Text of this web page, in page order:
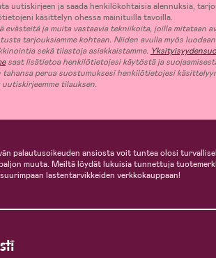
uutiskirjeen ja saada henkilökohtaisia alennuksia,
käsittelyn ohessa mainituilla tavoilla.
evästeitä ja muita vastaavia tekniikoita, joilla mitataan
tarjouksiamme kohtaan. Niiden avulla myös
sekä tilastoja asiakkaistamme.
saat lisätietoa henkilötietojesi käytöstä ja
perua suostumuksesi henkilötietojesi
tilauksen.
palautusoikeuden ansiosta voit tuntea olosi
muuta. Meiltä löydät lukuisia tunnettuja
lastentarvikkeiden verkkokauppaan!